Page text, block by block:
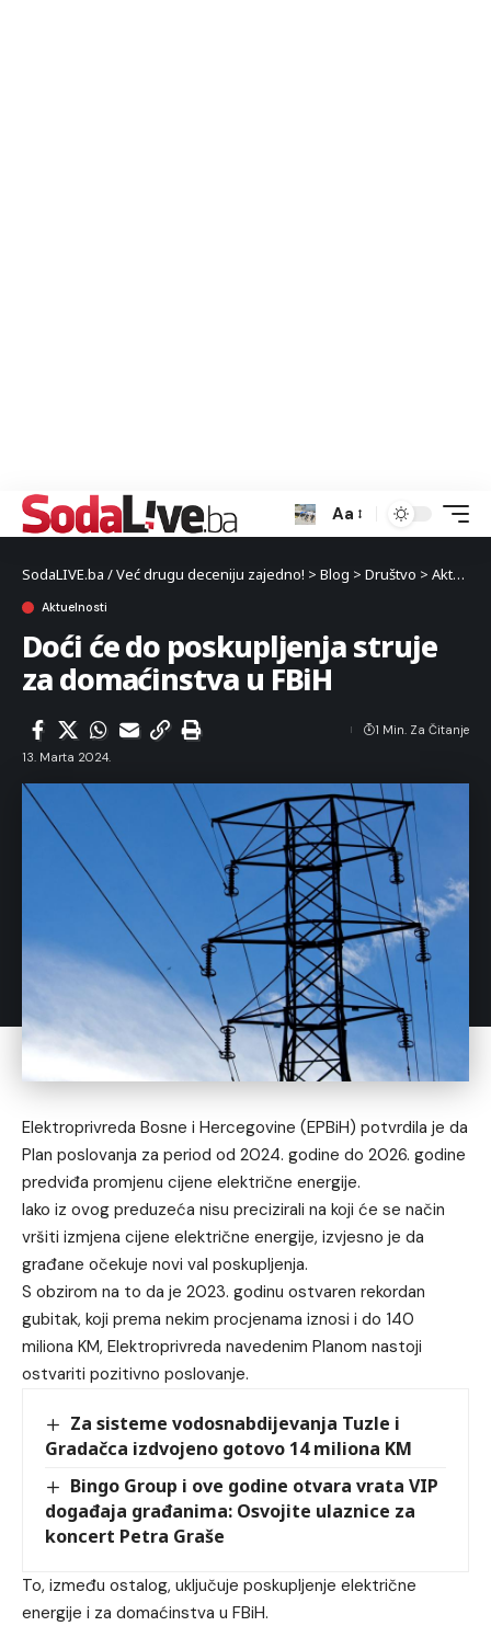
Aa
SodaLIVE.ba / Već drugu deceniju zajedno! > Blog > Društvo > Aktuelnosti
Aktuelnosti
Doći će do poskupljenja struje
za domaćinstva u FBiH
13. Marta 2024.
1 Min. Za Čitanje
Elektroprivreda Bosne i Hercegovine (EPBiH) potvrdila je da
Plan poslovanja za period od 2024. godine do 2026. godine
predviđa promjenu cijene električne energije.
Iako iz ovog preduzeća nisu precizirali na koji će se način
vršiti izmjena cijene električne energije, izvjesno je da
građane očekuje novi val poskupljenja.
S obzirom na to da je 2023. godinu ostvaren rekordan
gubitak, koji prema nekim procjenama iznosi i do 140
miliona KM, Elektroprivreda navedenim Planom nastoji
ostvariti pozitivno poslovanje.
Za sisteme vodosnabdijevanja Tuzle i
Gradačca izdvojeno gotovo 14 miliona KM
Bingo Group i ove godine otvara vrata VIP
događaja građanima: Osvojite ulaznice za
koncert Petra Graše
To, između ostalog, uključuje poskupljenje električne
energije i za domaćinstva u FBiH.